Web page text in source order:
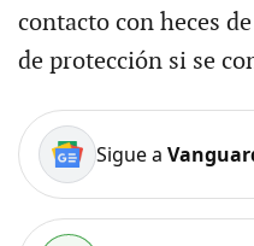
contacto con heces
de protección si se
Sigue a